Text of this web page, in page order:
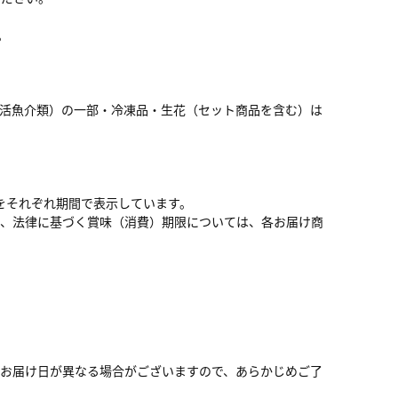
介類）の一部・冷凍品・生花（セット商品を含む）は
れぞれ期間で表示しています。
法律に基づく賞味（消費）期限については、各お届け商
け日が異なる場合がございますので、あらかじめご了